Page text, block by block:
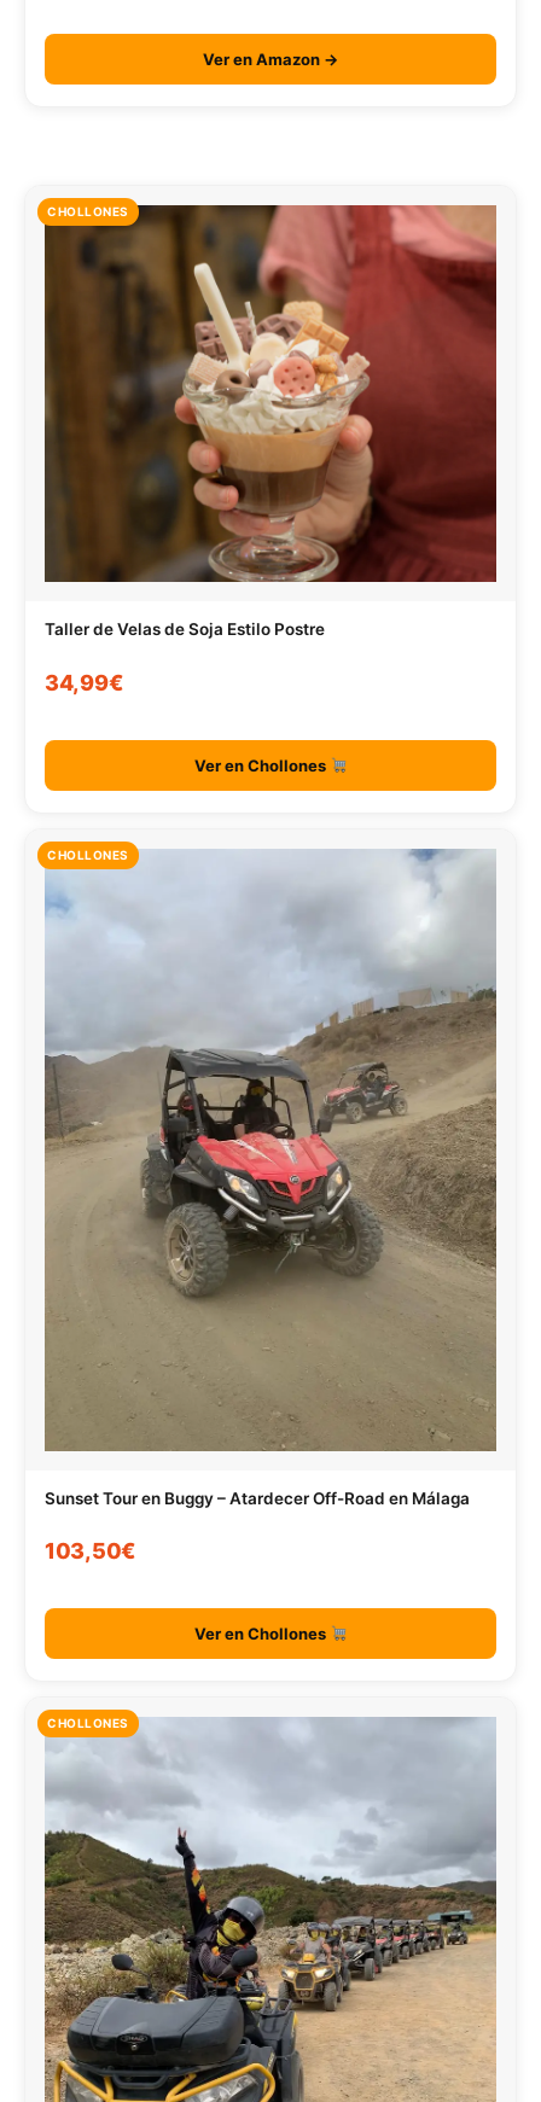
Ver en Amazon →
CHOLLONES
Taller de Velas de Soja Estilo Postre
34,99€
Ver en Chollones
CHOLLONES
Sunset Tour en Buggy – Atardecer Off-Road en Málaga
103,50€
Ver en Chollones
CHOLLONES